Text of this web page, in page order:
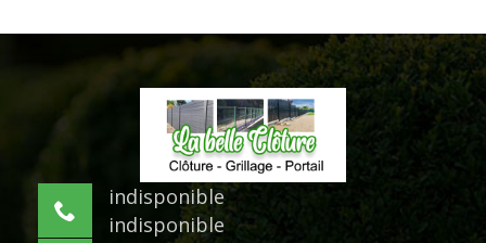
indisponible
indisponible